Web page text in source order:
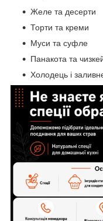
Желе та десерти
Торти та креми
Муси та суфле
Панакота та
Холодець і